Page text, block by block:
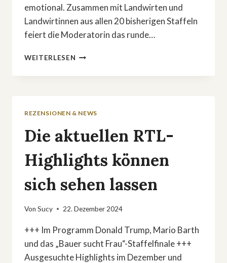
emotional. Zusammen mit Landwirten und
Landwirtinnen aus allen 20 bisherigen Staffeln
feiert die Moderatorin das runde…
WEITERLESEN PARTYHÜTE
»20
DAS
GROSSE W
IEDERSEHEN«
REZENSIONEN & NEWS
Die aktuellen RTL-
Highlights können
sich sehen lassen
Von Sucy 22. Dezember 2024
+++ Im Programm Donald Trump, Mario Barth
und das „Bauer sucht Frau“-Staffelfinale +++
Ausgesuchte Highlights im Dezember und